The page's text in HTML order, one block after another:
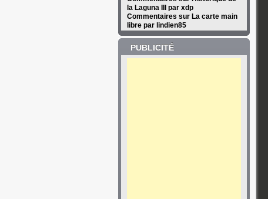
la Laguna III par xdp
Commentaires sur La carte main
libre par lindien85
PUBLICITÉ